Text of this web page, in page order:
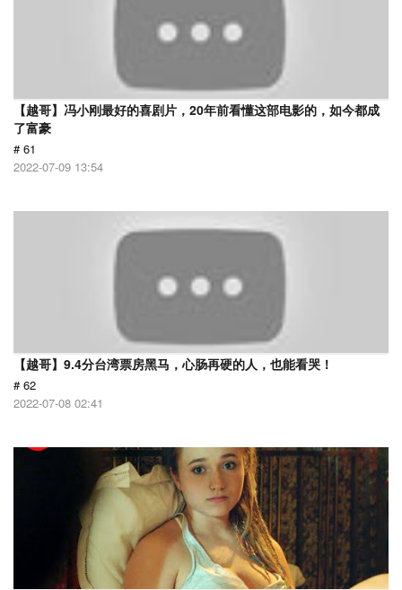
【越哥】冯小刚最好的喜剧片，20年前看懂这部电影的，如今都成
了富豪
# 61
2022-07-09 13:54
【越哥】9.4分台湾票房黑马，心肠再硬的人，也能看哭！
# 62
2022-07-08 02:41